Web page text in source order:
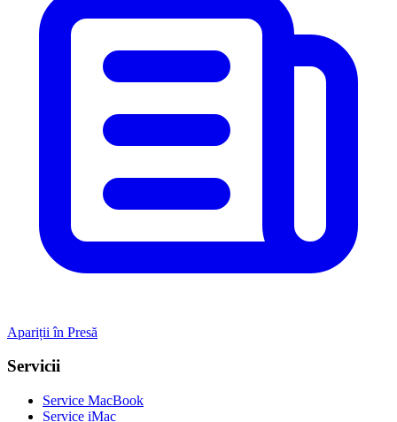
Apariții în Presă
Servicii
Service MacBook
Service iMac